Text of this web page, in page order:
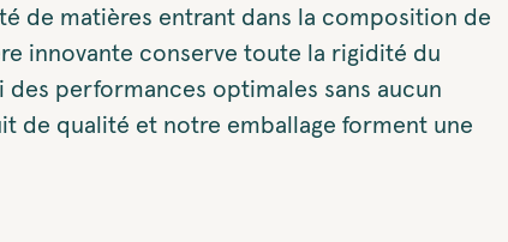
de matières entrant dans la composition de
innovante conserve toute la rigidité du
des performances optimales sans aucun
de qualité et notre emballage forment une